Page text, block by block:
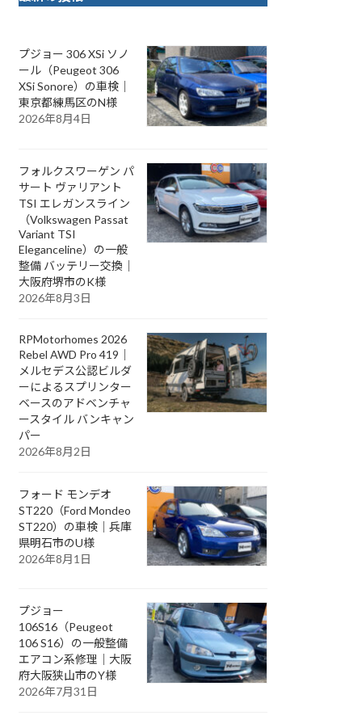
プジョー 306 XSi ソノ
ール（Peugeot 306
XSi Sonore）の車検｜
東京都練馬区のN様
2026年8月4日
フォルクスワーゲン パ
サート ヴァリアント
TSI エレガンスライン
（Volkswagen Passat
Variant TSI
Eleganceline）の一般
整備 バッテリー交換｜
大阪府堺市のK様
2026年8月3日
RPMotorhomes 2026
Rebel AWD Pro 419｜
メルセデス公認ビルダ
ーによるスプリンター
ベースのアドベンチャ
ースタイル バンキャン
パー
2026年8月2日
フォード モンデオ
ST220（Ford Mondeo
ST220）の車検｜兵庫
県明石市のU様
2026年8月1日
プジョー
106S16（Peugeot
106 S16）の一般整備
エアコン系修理｜大阪
府大阪狭山市のY様
2026年7月31日